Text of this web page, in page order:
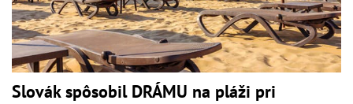
Slovák spôsobil DRÁMU na pláži pri